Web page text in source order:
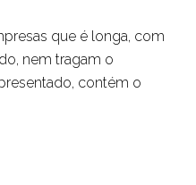
que é longa, com
nem tragam o
contém o